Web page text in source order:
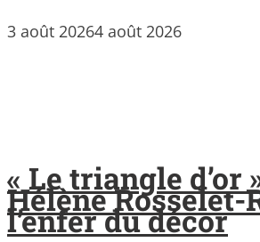
3 août 20264 août 2026
« Le triangle d’or
Hélène Rosselet-
l’enfer du décor